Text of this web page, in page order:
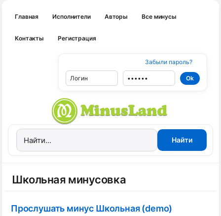
Главная Исполнители Авторы Все минусы
Контакты Регистрация
Забыли пароль?
Школьная минусовка
Прослушать минус Школьная (demo)